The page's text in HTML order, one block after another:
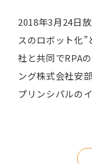
2018年3月24日
スのロボット化”
社と共同でRPA
ング株式会社安
プリンシパルの